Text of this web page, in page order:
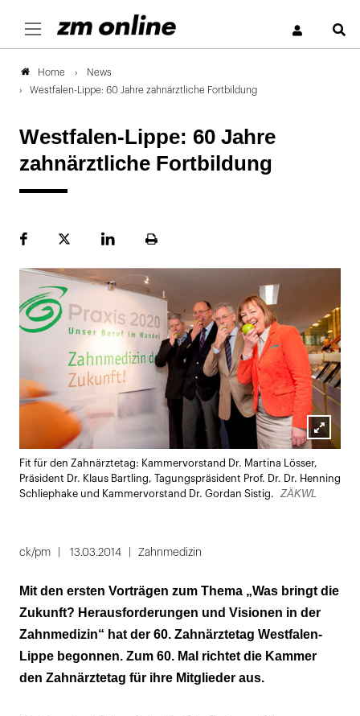
Home
News
Westfalen-Lippe: 60 Jahre zahnärztliche Fortbildung
Westfalen-Lippe: 60 Jahre
zahnärztliche Fortbildung
FacebookPlattformLinekdInSeite
Lightbox
öffnen
Fit für den Zahnärztetag: Kammervorstand Dr. Martina Lösser,
Präsident Dr. Klaus Bartling, Tagungspräsident Prof. Dr. Dr. Henning
Schliephake und Kammervorstand Dr. Gordan Sistig.
ZÄKWL
ck/pm 13.03.2014 Zahnmedizin
Mit den ersten Vorträgen zum Thema „Was bringt die
Zukunft? Herausforderungen und Visionen in der
Zahnmedizin“ hat der 60. Zahnärztetag Westfalen-
Lippe begonnen. Zum 60. Mal richtet die Kammer
den Zahnärztetag für ihre Mitglieder aus.